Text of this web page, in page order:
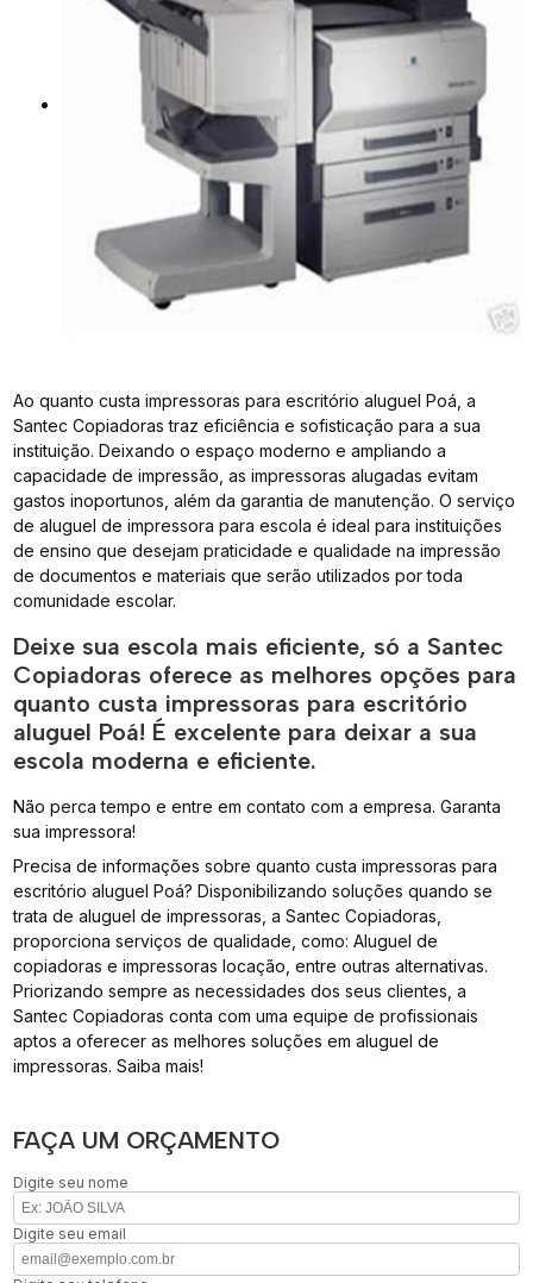
Ao quanto custa impressoras para escritório aluguel Poá, a
Santec Copiadoras traz eficiência e sofisticação para a sua
instituição. Deixando o espaço moderno e ampliando a
capacidade de impressão, as impressoras alugadas evitam
gastos inoportunos, além da garantia de manutenção. O serviço
de aluguel de impressora para escola é ideal para instituições
de ensino que desejam praticidade e qualidade na impressão
de documentos e materiais que serão utilizados por toda
comunidade escolar.
Deixe sua escola mais eficiente, só a Santec
Copiadoras oferece as melhores opções para
quanto custa impressoras para escritório
aluguel Poá! É excelente para deixar a sua
escola moderna e eficiente.
Não perca tempo e entre em contato com a empresa. Garanta
sua impressora!
Precisa de informações sobre quanto custa impressoras para
escritório aluguel Poá? Disponibilizando soluções quando se
trata de aluguel de impressoras, a Santec Copiadoras,
proporciona serviços de qualidade, como: Aluguel de
copiadoras e impressoras locação, entre outras alternativas.
Priorizando sempre as necessidades dos seus clientes, a
Santec Copiadoras conta com uma equipe de profissionais
aptos a oferecer as melhores soluções em aluguel de
impressoras. Saiba mais!
FAÇA UM ORÇAMENTO
Digite seu nome
Digite seu email